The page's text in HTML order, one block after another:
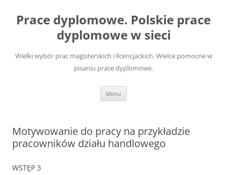
treści
Prace dyplomowe. Polskie prace
dyplomowe w sieci
Wielki wybór prac magisterskich i licencjackich. Wielce pomocne w
pisaniu prace dyplomowe.
Menu
Motywowanie do pracy na przykładzie
pracowników działu handlowego
WSTĘP 3